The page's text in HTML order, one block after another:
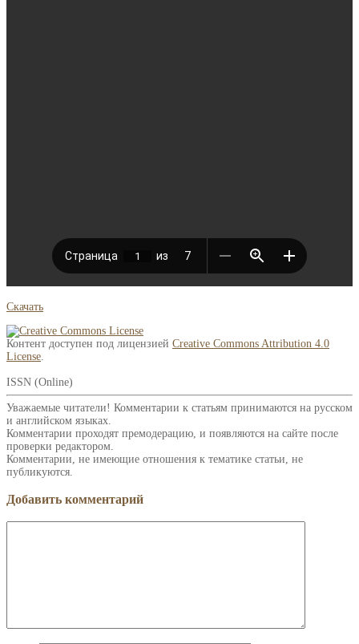
Скачать
Контент доступен под лицензией Creative Commons Attribution 4.0
License
ISSN (Online)
Уважаемые читатели! Комментарии к статьям принимаются на русском
и английском языках.
Комментарии проходят премодерацию, и появляются на сайте после
проверки редактором.
Комментарии, не имеющие отношения к тематике статьи, не
публикуются.
Добавить комментарий